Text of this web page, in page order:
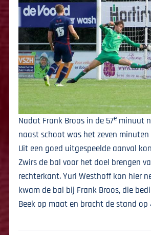
Nadat Frank Broos in de 57e minuut
naast schoot was het zeven
Uit een goed uitgespeelde aanval
Zwirs de bal voor het doel brengen
rechterkant. Yuri Westhoff kon hier
kwam de bal bij Frank Broos, die
Beek op maat en bracht de stand op